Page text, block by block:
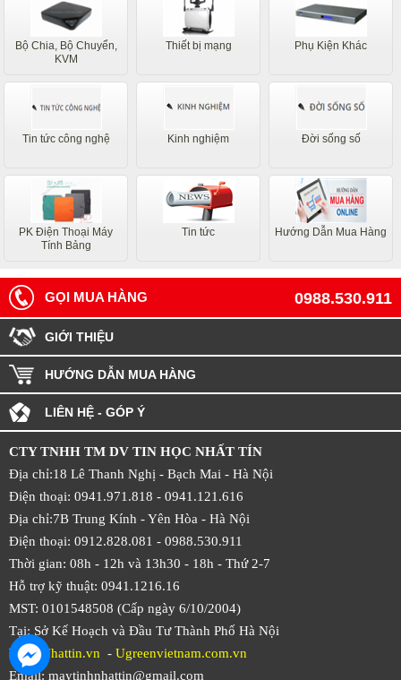
Bộ Chia, Bộ Chuyển,
KVM
Thiết bị mạng Phụ Kiện Khác
Tin tức công nghệ Kinh nghiệm Đời sống số
PK Điện Thoại Máy
Tính Bảng
Tin tức Hướng Dẫn Mua Hàng
0988.530.911
GỌI MUA HÀNG
GIỚI THIỆU
HƯỚNG DẪN MUA HÀNG
LIÊN HỆ - GÓP Ý
CTY TNHH TM DV TIN HỌC NHẤT TÍN
Địa chỉ:18 Lê Thanh Nghị - Bạch Mai - Hà Nội
Điện thoại: 0941.971.818 - 0941.121.616
Địa chỉ:7B Trung Kính - Yên Hòa - Hà Nội
Điện thoại: 0912.828.081 - 0988.530.911
Thời gian: 08h - 12h và 13h30 - 18h - Thứ 2-7
Hỗ trợ kỹ thuật: 0941.1216.16
MST: 0101548508 (Cấp ngày 6/10/2004)
Tại: Sở Kế Hoạch và Đầu Tư Thành Phố Hà Nội
Web:Nhattin.vn - Ugreenvietnam.com.vn
Email: maytinhnhattin@gmail.com